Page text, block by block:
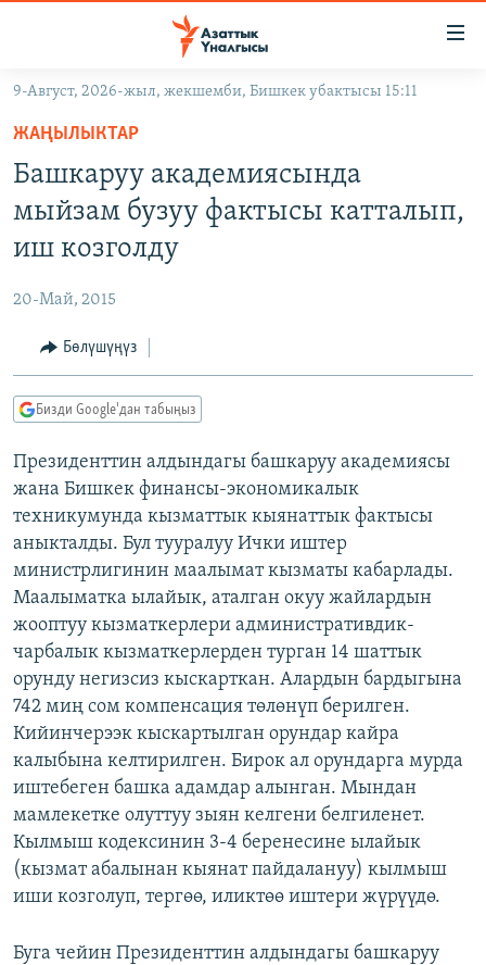
Навигацияга
өтүңүз
Издөөгө
салыңызКЫРГЫЗСТАН
МАДАНИЯТ
ТВ ПРОГРАММАЛАР
БҮГҮН АЗАТТЫКТА
ДАНИСТЕ
АЗАТТЫК+
ЫҢГАЙСЫЗ СУРООЛОР
ПОДКАСТ
ЭЕ/АРнун бардык сайттары
9-Август, 2026-жыл, жекшемби, Бишкек убактысы 15:11
ЖАҢЫЛЫКТАР
Башкаруу академиясында
мыйзам бузуу фактысы катталып,
иш козголду
20-Май, 2015
Бөлүшүңүз
Бизди Google'дан табыңыз
Президенттин алдындагы башкаруу академиясы
жана Бишкек финансы-экономикалык
техникумунда кызматтык кыянаттык фактысы
аныкталды. Бул тууралуу Ички иштер
министрлигинин маалымат кызматы кабарлады.
Маалыматка ылайык, аталган окуу жайлардын
жооптуу кызматкерлери административдик-
чарбалык кызматкерлерден турган 14 шаттык
орунду негизсиз кыскарткан. Алардын бардыгына
742 миң сом компенсация төлөнүп берилген.
Кийинчерээк кыскартылган орундар кайра
калыбына келтирилген. Бирок ал орундарга мурда
иштебеген башка адамдар алынган. Мындан
мамлекетке олуттуу зыян келгени белгиленет.
Кылмыш кодексинин 3-4 беренесине ылайык
(кызмат абалынан кыянат пайдалануу) кылмыш
иши козголуп, тергөө, иликтөө иштери жүрүүдө.
Буга чейин Президенттин алдындагы башкаруу